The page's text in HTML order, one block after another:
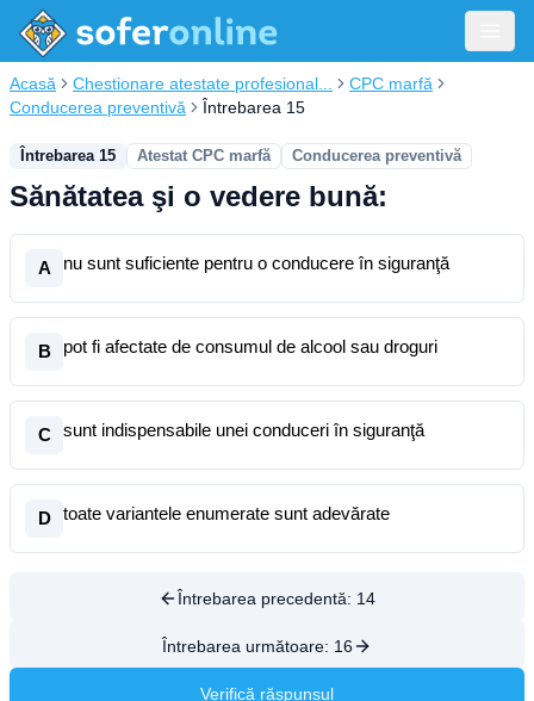
Acasă Chestionare atestate profesional...
CPC marfă
Conducerea preventivă
Întrebarea 15
Întrebarea 15 Atestat CPC marfă Conducerea preventivă
Sănătatea şi o vedere bună:
A nu sunt suficiente pentru o conducere în siguranţă
B pot fi afectate de consumul de alcool sau droguri
C sunt indispensabile unei conduceri în siguranţă
D toate variantele enumerate sunt adevărate
Întrebarea precedentă: 14
Întrebarea următoare: 16
Verifică răspunsul